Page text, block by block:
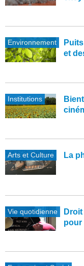
Environnement
et
Institutions
Arts et Culture La
Vie quotidienne
pour